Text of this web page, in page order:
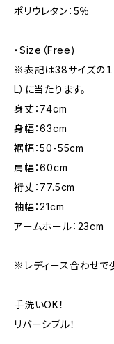
ポリウレタン：5％
・Size（Free)
※表記は38サイズの１
L）に当たります。
身丈：74cm
身幅：63cm
裾幅：50-55cm
肩幅：60cm
裄丈：77.5cm
袖幅：21cm
アームホール：23cm
※レディース合わせで
手洗いOK！
リバーシブル！